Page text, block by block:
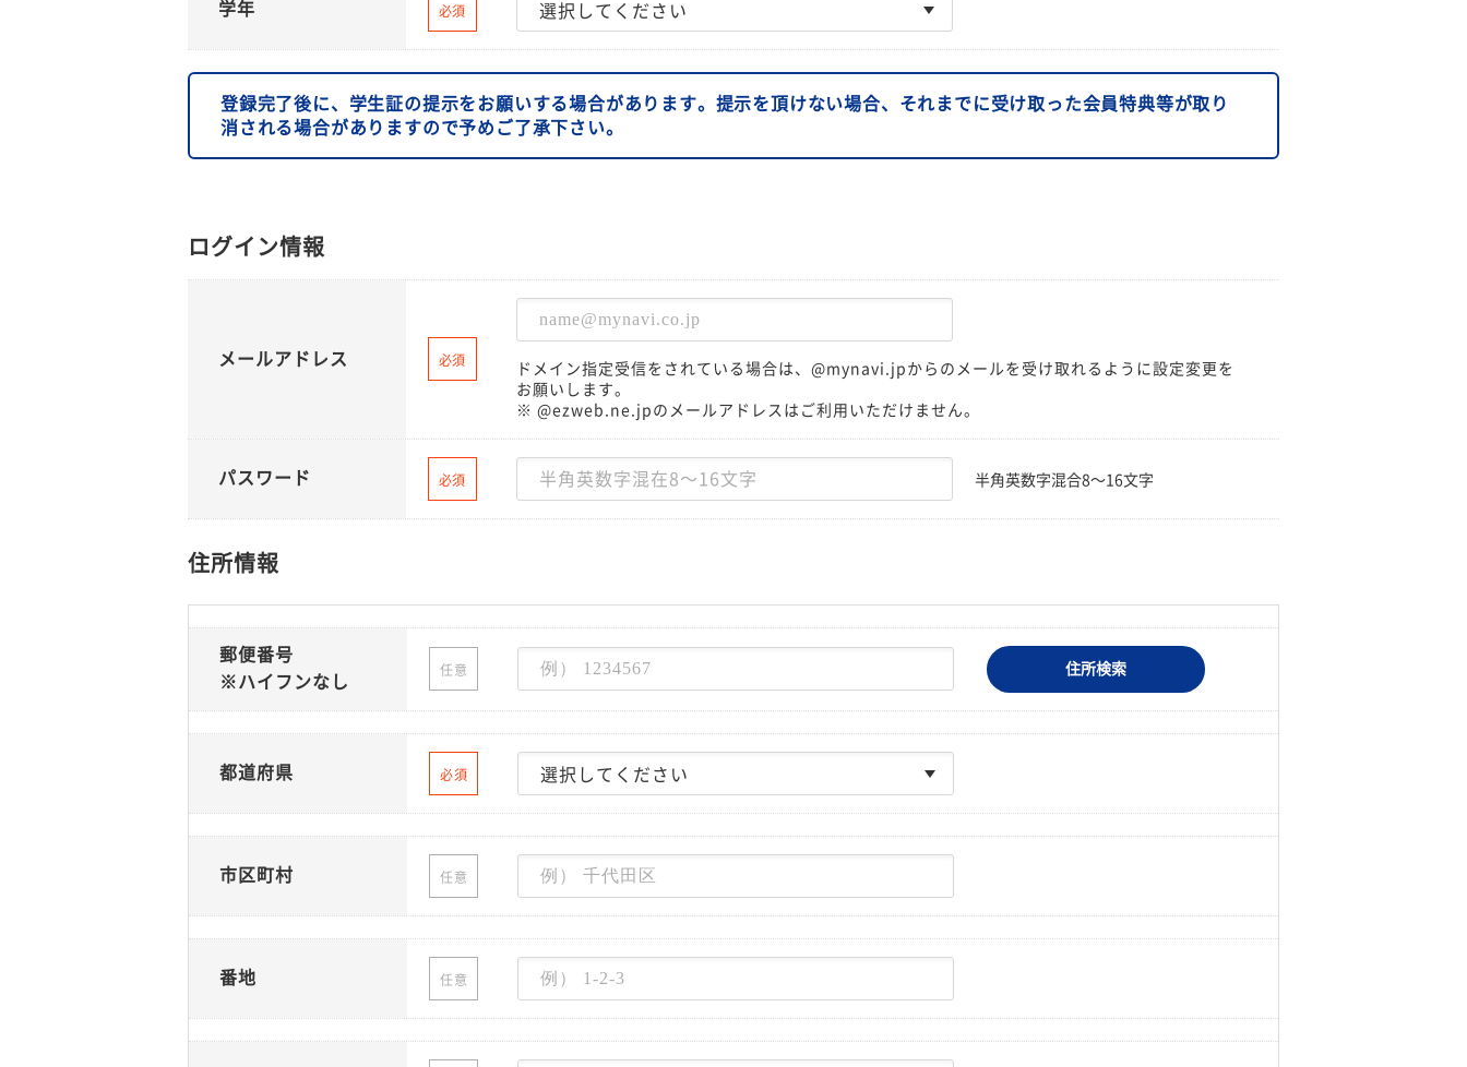
学年 必須
登録完了後に、学生証の提示をお願いする場合があります。提示を頂けない場合、それまでに受け取った会員特典等が取り
消される場合がありますので予めご了承下さい。
ログイン情報
メールアドレス 必須
ドメイン指定受信をされている場合は、@mynavi.jpからのメールを受け取れるように設定変更を
お願いします。
※ @ezweb.ne.jpのメールアドレスはご利用いただけません。
パスワード 必須 半角英数字混合8〜16文字
住所情報
郵便番号
※ハイフンなし
任意 住所検索
都道府県 必須
市区町村 任意
番地 任意